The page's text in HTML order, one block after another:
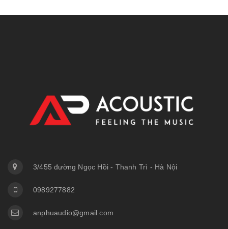
3/455 đường Ngọc Hồi - Thanh Trì - Hà Nội
0989277882
anphuaudio@gmail.com